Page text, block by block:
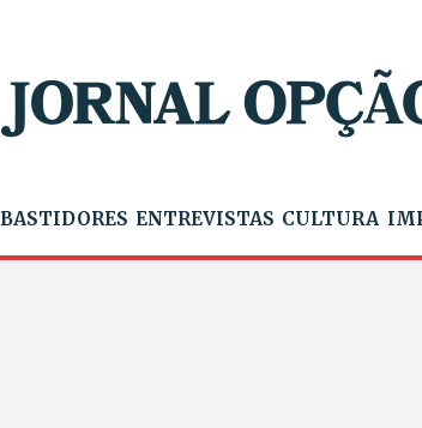
BASTIDORES ENTREVISTAS CULTURA